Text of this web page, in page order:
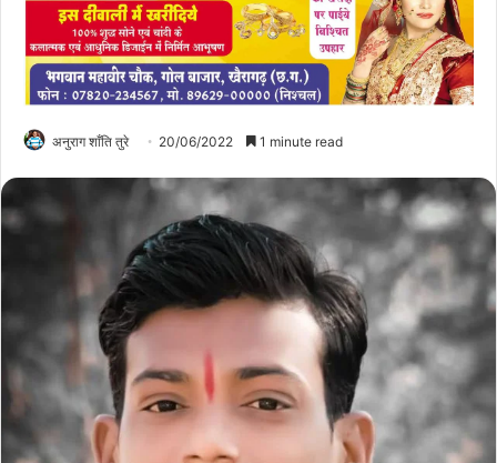
अनुराग शाँति तुरे 20/06/2022 1 minute read